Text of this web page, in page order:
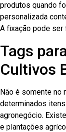
produtos quando
personalizada
A fixação pode
Tags
Cultivos
Não é somente no
determinados
agronegócio.
e plantações